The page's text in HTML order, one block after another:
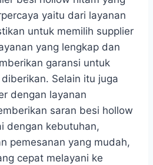
yaitu dari layanan
untuk memilih supplier
yang lengkap dan
garansi untuk
Selain itu juga
dengan layanan
saran besi hollow
dengan kebutuhan,
pemesanan yang mudah,
cepat melayani ke